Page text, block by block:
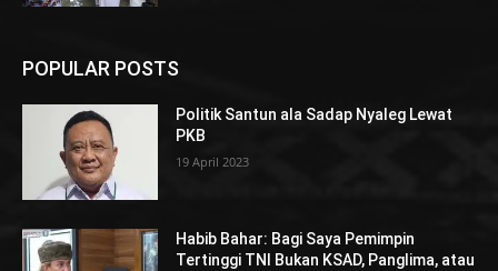
POPULAR POSTS
Politik Santun ala Sadap Nyaleg Lewat
PKB
19 April 2023
Habib Bahar: Bagi Saya Pemimpin
Tertinggi TNI Bukan KSAD, Panglima, atau